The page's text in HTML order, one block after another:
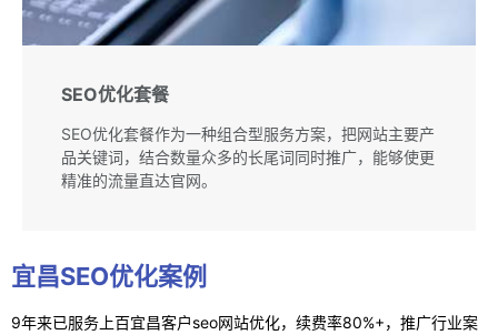
SEO优化套餐
SEO优化套餐作为一种组合型服务方案，把网站主要产
品关键词，结合数量众多的长尾词同时推广，能够使更
精准的流量直达官网。
宜昌SEO优化案例
9年来已服务上百宜昌客户seo网站优化，续费率80%+，推广行业案